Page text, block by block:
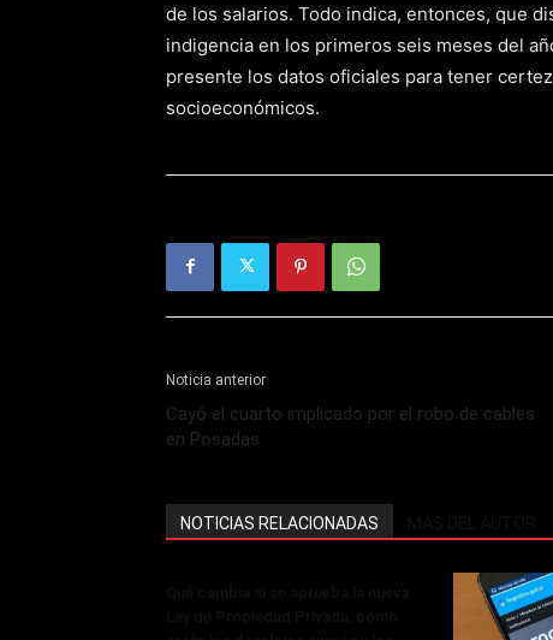
de los salarios. Todo indica, entonces, que
indigencia en los primeros seis meses del
presente los datos oficiales para tener
socioeconómicos.
Noticia anterior
Cayó el cuarto implicado por el robo de cables
en Posadas
NOTICIAS RELACIONADAS